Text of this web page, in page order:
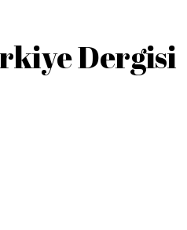
Dergisi